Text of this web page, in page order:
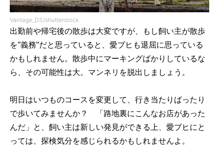
Vantage_DS/shutterstock
出勤前や帰宅後の散歩は大変ですが、もし飼い主が散歩
を“義務”だと思っていると、愛ブヒも退屈に思っている
かもしれません。散歩中にマーキングばかりしているな
ら、その可能性は大。マンネリを脱出しましょう。
明日はいつものコースを変更して、行き当たりばったり
で歩いてみませんか？ 「路地裏にこんなお店があった
んだ」と、飼い主は新しい発見ができる上、愛ブヒにと
っては、探検気分を感じられるかもしれませんよ。